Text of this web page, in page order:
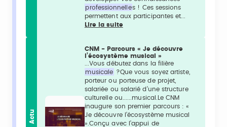
professionnelles ! Ces sessions
permettent aux participantes et...
Lire la suite
Actu
CNM - Parcours « Je découvre
l’écosystème musical »
...Vous débutez dans la filière
musicale ?Que vous soyez artiste,
porteur ou porteuse de projet,
salariée ou salarié d’une structure
culturelle ou......musical.Le CNM
inaugure son premier parcours : «
Je découvre l’écosystème musical
».Conçu avec l’appui de